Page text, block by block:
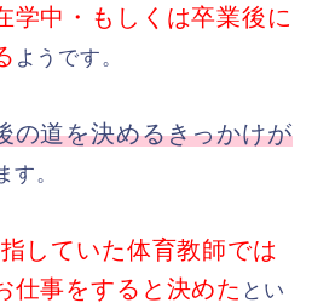
学中・もしくは卒業後に
ようです。
の道を決めるきっかけが
す。
していた体育教師では
仕事をすると決めた とい